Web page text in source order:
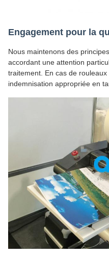
Engagement pour la
Nous maintenons des
accordant une attention
traitement. En cas de
indemnisation appropriée en